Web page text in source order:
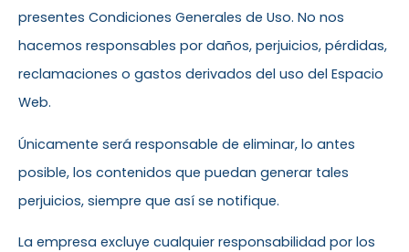
presentes Condiciones Generales de Uso. No nos
hacemos responsables por daños, perjuicios, pérdidas,
reclamaciones o gastos derivados del uso del Espacio
Web.
Únicamente será responsable de eliminar, lo antes
posible, los contenidos que puedan generar tales
perjuicios, siempre que así se notifique.
La empresa excluye cualquier responsabilidad por los